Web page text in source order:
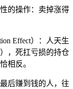
的操作：卖掉涨得
Effect）：人天生
，死扛亏损的持仓
相反。
后赚到钱的人，往